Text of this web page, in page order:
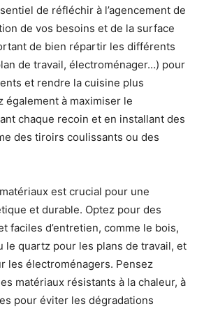
de réfléchir à l’agencement de
de vos besoins et de la surface
de bien répartir les différents
de travail, électroménager…) pour
et rendre la cuisine plus
également à maximiser le
chaque recoin et en installant des
des tiroirs coulissants ou des
est crucial pour une
et durable. Optez pour des
faciles d’entretien, comme le bois,
le quartz pour les plans de travail, et
les électroménagers. Pensez
matériaux résistants à la chaleur, à
pour éviter les dégradations